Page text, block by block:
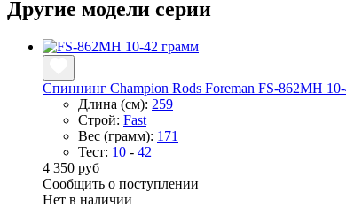
Другие модели серии
Спиннинг Champion Rods Foreman FS-862MH
Длина (см): 259
Строй: Fast
Вес (грамм): 171
Тест: 10 - 42
4 350 руб
Сообщить о поступлении
Нет в наличии